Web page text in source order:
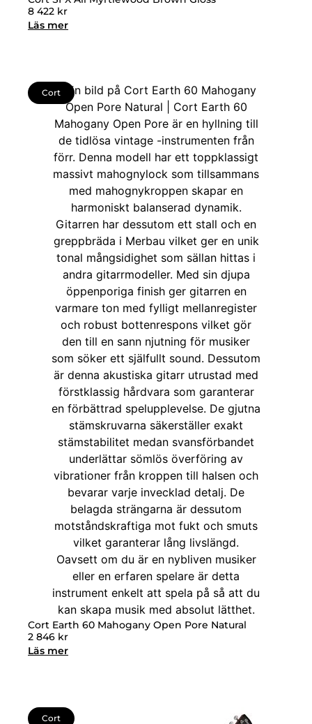
8 422 kr
Läs mer
Cort
Cort Earth 60 Mahogany Open Pore Natural
2 846 kr
Läs mer
Cort